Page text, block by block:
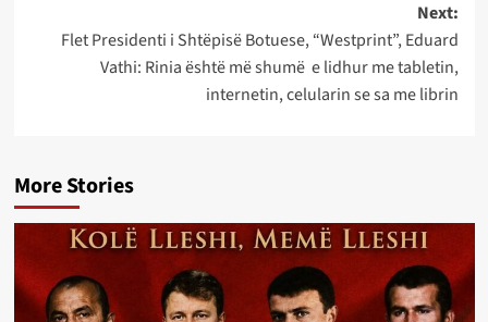
Next:
Flet Presidenti i Shtëpisë Botuese, “Westprint”, Eduard
Vathi: Rinia është më shumë e lidhur me tabletin,
internetin, celularin se sa me librin
More Stories